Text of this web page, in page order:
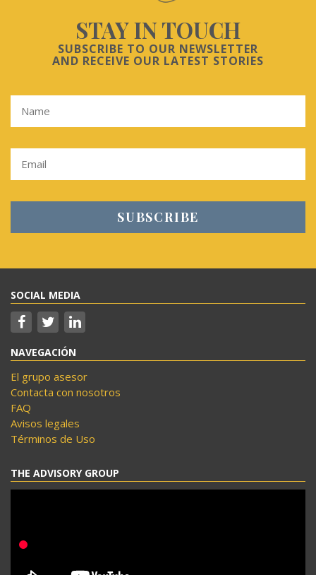
STAY IN TOUCH
SUBSCRIBE TO OUR NEWSLETTER
AND RECEIVE OUR LATEST STORIES
SOCIAL MEDIA
NAVEGACIÓN
El grupo asesor
Contacta con nosotros
FAQ
Avisos legales
Términos de Uso
THE ADVISORY GROUP